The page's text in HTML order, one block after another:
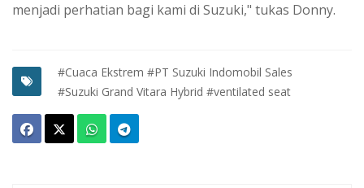
menjadi perhatian bagi kami di Suzuki," tukas Donny.
#Cuaca Ekstrem #PT Suzuki Indomobil Sales
#Suzuki Grand Vitara Hybrid #ventilated seat